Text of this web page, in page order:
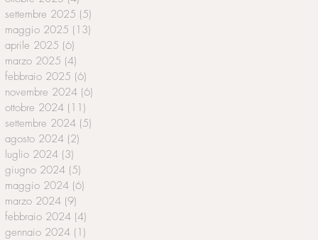
settembre 2025 (5)
maggio 2025 (13)
aprile 2025 (6)
marzo 2025 (4)
febbraio 2025 (6)
novembre 2024 (6)
ottobre 2024 (11)
settembre 2024 (5)
agosto 2024 (2)
luglio 2024 (3)
giugno 2024 (5)
maggio 2024 (6)
marzo 2024 (9)
febbraio 2024 (4)
gennaio 2024 (1)